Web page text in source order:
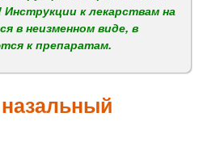
к лекарствам на
в неизменном виде, в
к препаратам.